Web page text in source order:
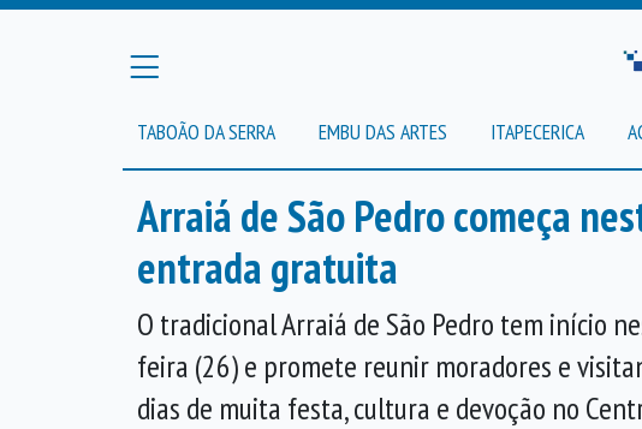
TABOÃO DA SERRA EMBU DAS ARTES ITAPECERICA
Arraiá de São Pedro começa
entrada gratuita
O tradicional Arraiá de São Pedro tem início
feira (26) e promete reunir moradores e
dias de muita festa, cultura e devoção no